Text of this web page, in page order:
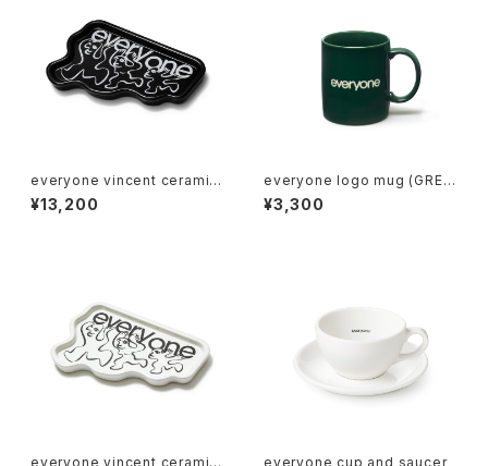
everyone vincent ceramic
tray (BLACK)
¥13,200
everyone logo mug (GREE
N)
¥3,300
everyone vincent ceramic
everyone cup and saucer